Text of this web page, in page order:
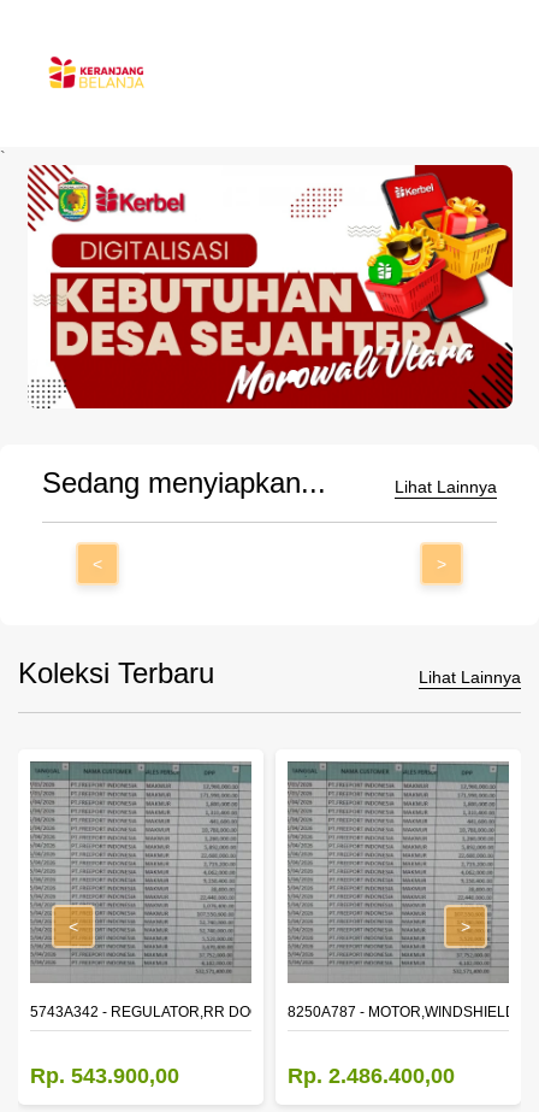
`
Sedang menyiapkan... Lihat Lainnya
< >
Koleksi Terbaru Lihat Lainnya
WINDOW,LH
5743A342 - REGULATOR,RR DOOR WINDOW,RH
Rp. 543.900,00
8250A787 - MOTOR,WINDSHIELD
Rp. 2.486.400,00
< >